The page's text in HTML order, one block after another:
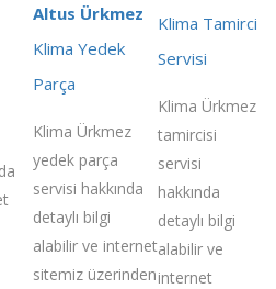
Altus Ürkmez
Klima Yedek
Parça
Klima Ürkmez
yedek parça
servisi hakkında
detaylı bilgi
alabilir ve internet
sitemiz üzerinden
Klima Tamirci
Servisi
Klima Ürkmez
tamircisi
servisi
hakkında
detaylı bilgi
alabilir ve
internet